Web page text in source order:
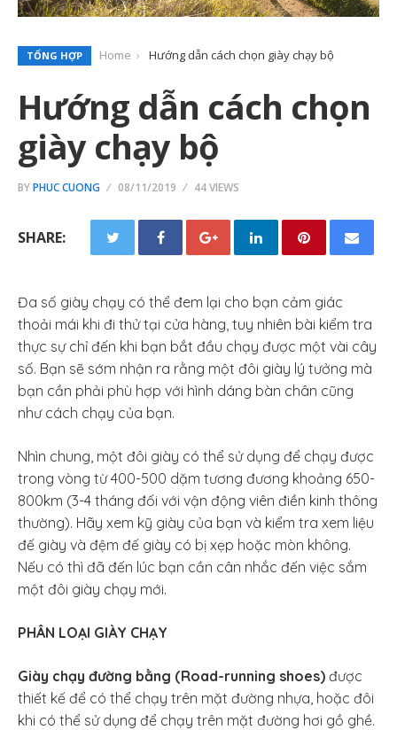
TỔNG HỢP Home Hướng dẫn cách chọn giày chạy bộ
Hướng dẫn cách chọn
giày chạy bộ
BYPHUC CUONG 08/11/2019 44 VIEWS
SHARE:
Đa số giày chạy có thể đem lại cho bạn cảm giác
thoải mái khi đi thử tại cửa hàng, tuy nhiên bài kiểm tra
thực sự chỉ đến khi bạn bắt đầu chạy được một vài cây
số. Bạn sẽ sớm nhận ra rằng một đôi giày lý tưởng mà
bạn cần phải phù hợp với hình dáng bàn chân cũng
như cách chạy của bạn.
Nhìn chung, một đôi giày có thể sử dụng để chạy được
trong vòng từ 400-500 dặm tương đương khoảng 650-
800km (3-4 tháng đối với vận động viên điền kinh thông
thường). Hãy xem kỹ giày của bạn và kiểm tra xem liệu
đế giày và đệm đế giày có bị xẹp hoặc mòn không.
Nếu có thì đã đến lúc bạn cần cân nhắc đến việc sắm
một đôi giày chạy mới.
PHÂN LOẠI GIÀY CHẠY
Giày chạy đường bằng (Road-running shoes) được
thiết kế để có thể chạy trên mặt đường nhựa, hoặc đôi
khi có thể sử dụng để chạy trên mặt đường hơi gồ ghề.